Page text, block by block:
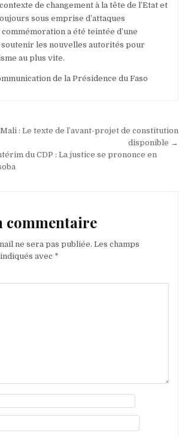
de changement à la tête de l’Etat et
sous emprise d’attaques
a été teintée d’une
les nouvelles autorités pour
au plus vite.
de la Présidence du Faso
: Le texte de l’avant-projet de constitution
disponible →
du CDP : La justice se prononce en
commentaire
ne sera pas publiée. Les champs
avec *